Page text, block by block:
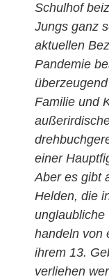
Schulhof
Jungs ganz
aktuellen
Pandemie
Familie und
einer
Aber es gibt
Helden, die
unglaubliche
handeln von
ihrem 13.
verliehen